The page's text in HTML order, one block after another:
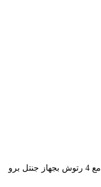
4 جلسات ليزر جسم كامل مع 4 رتوش بجهاز جنتل برو